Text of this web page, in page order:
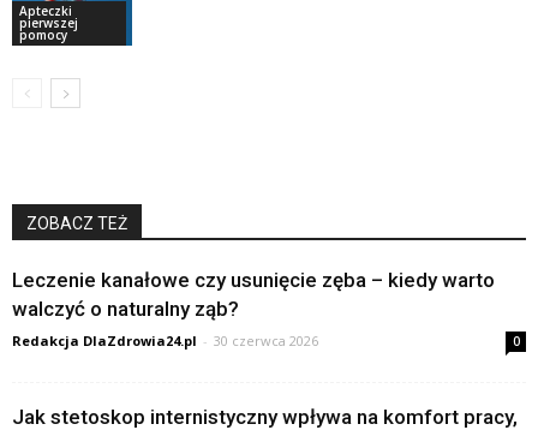
Apteczki
pierwszej
pomocy
ZOBACZ TEŻ
Leczenie kanałowe czy usunięcie zęba – kiedy warto
walczyć o naturalny ząb?
Redakcja DlaZdrowia24.pl - 30 czerwca 2026 0
Jak stetoskop internistyczny wpływa na komfort pracy,